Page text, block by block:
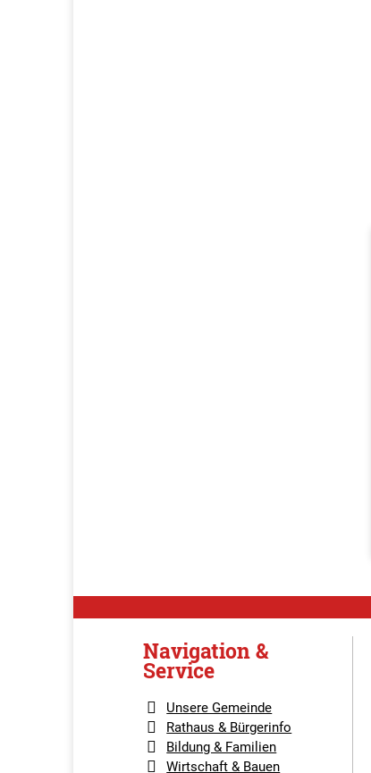
Navigation &
Service
Unsere Gemeinde
Rathaus & Bürgerinfo
Bildung & Familien
Wirtschaft & Bauen